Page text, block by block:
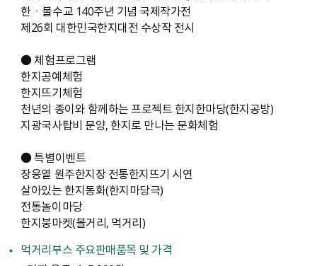
한ㆍ불수교 140주년 기념 국제작가전
제26회 대한민국한지대전 수상작 전시
● 체험프로그램
한지공예체험
한지뜨기체험
천년의 종이와 함께하는 프로젝트 한지한마당(한지공방)
지광국사탑비 문양, 한지로 만나는 문화체험
● 특별이벤트
장응열 원주한지장 전통한지뜨기 시연
살아있는 한지동화(한지마당극)
전통놀이마당
한지붕마켓(볼거리, 먹거리)
먹거리부스 주요판매품목 및 가격